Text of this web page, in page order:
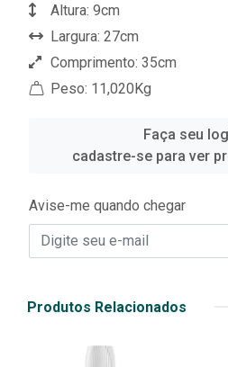
Altura: 9cm
Largura: 27cm
Comprimento: 35cm
Peso: 11,020Kg
Faça seu
cadastre-se para ver
Avise-me quando chegar
Produtos Relacionados